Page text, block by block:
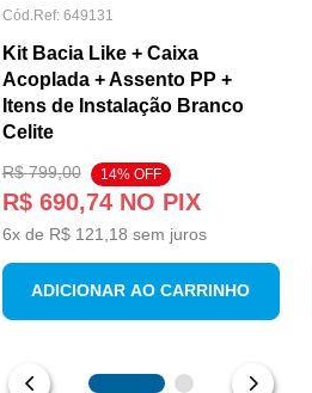
Cód.Ref: 649131
Kit Bacia Like + Caixa
Acoplada + Assento PP +
Itens de Instalação Branco
Celite
R$ 799,00 14% OFF
R$ 690,74NO PIX
6x de R$ 121 18 sem juros
ADICIONAR AO CARRINHO